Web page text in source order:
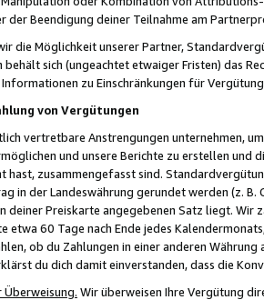
der Beendigung deiner Teilnahme am
die Möglichkeit unserer Partner,
behält sich (ungeachtet etwaiger Fristen) das
zu Einschränkungen für
von Vergütungen
vertretbare Anstrengungen unternehmen,
und unsere Berichte zu erstellen und
hast, zusammengefasst sind.
in der Landeswährung gerundet werden (z.
deiner Preiskarte angegebenen Satz liegt.
etwa 60 Tage nach Ende jedes
ob du Zahlungen in einer anderen
du dich damit einverstanden, dass die
Wir überweisen Ihre Vergütung